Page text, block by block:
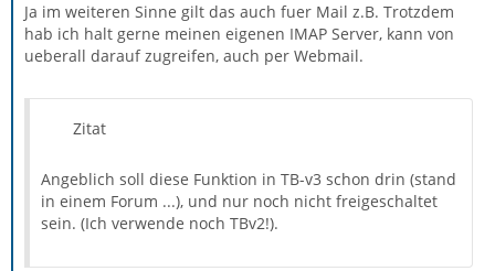
Ja im weiteren Sinne gilt das auch fuer Mail z.B. Trotzdem
hab ich halt gerne meinen eigenen IMAP Server, kann von
ueberall darauf zugreifen, auch per Webmail.
Zitat
Angeblich soll diese Funktion in TB-v3 schon drin (stand
in einem Forum ...), und nur noch nicht freigeschaltet
sein. (Ich verwende noch TBv2!).